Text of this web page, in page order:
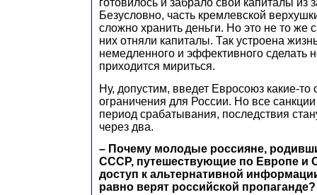
готовилось и забрало свои капиталы из
Безусловно, часть кремлевской
сложно хранить деньги. Но это не то же
них отняли капиталы. Так устроена
немедленного и эффективного сделать
приходится мириться.
Ну, допустим, введет Евросоюз какие-то
ограничения для России. Но все
период срабатывания, последствия
через два.
– Почему молодые россияне,
СССР, путешествующие по Европе
доступ к альтернативной
равно верят российской пропаганде?